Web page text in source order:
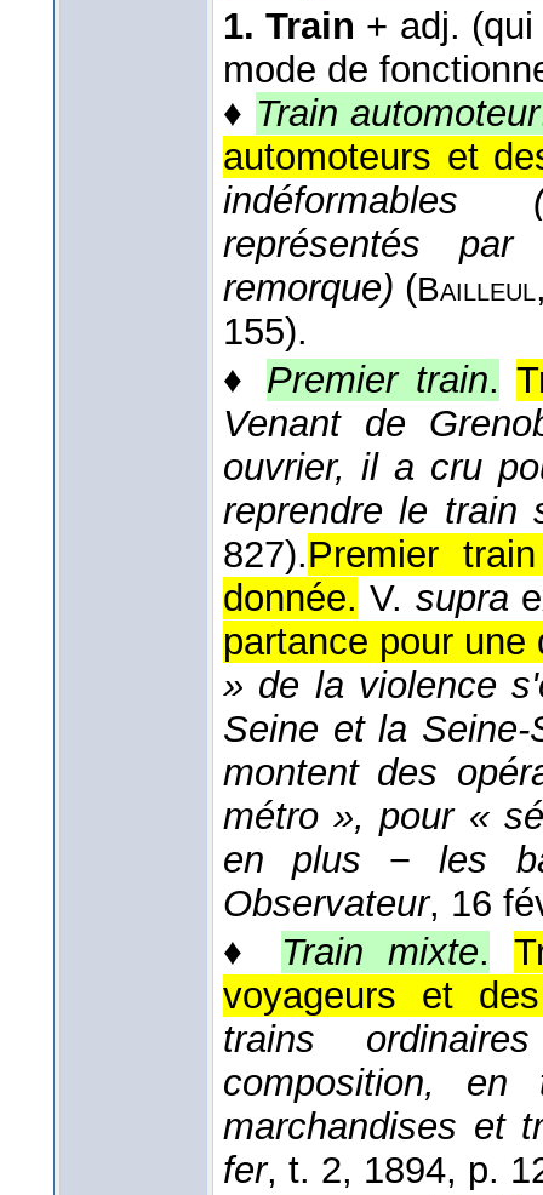
1. Train + adj.
mode de
♦ Train automoteur
automoteurs et
indéformables
représentés
remorque) (Bailleul
155).
♦ Premier train.
Venant de
ouvrier, il a cru
reprendre le train
827).Premier
donnée. V. supra
partance pour une
» de la violence
Seine et la
montent des
métro », pour «
en plus −les
Observateur, 16
♦ Train mixte.
voyageurs et
trains
composition,
marchandises et
fer, t. 2, 1894, p.